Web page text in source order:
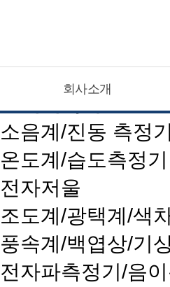
회사소개
CATEGOLY LIST
현대계측기
소음계/진동 측정기
온도계/습도측정기
전자저울
조도계/광택계/색
풍속계/백엽상/기
전자파측정기/음